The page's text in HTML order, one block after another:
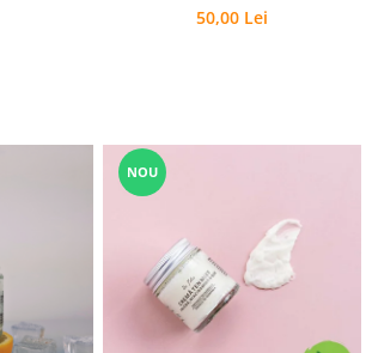
50,00 Lei
NOU